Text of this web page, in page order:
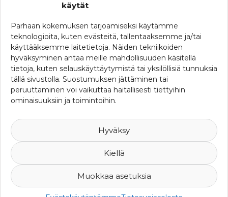
käytät
Parhaan kokemuksen tarjoamiseksi käytämme
teknologioita, kuten evästeitä, tallentaaksemme ja/tai
käyttääksemme laitetietoja. Näiden tekniikoiden
hyväksyminen antaa meille mahdollisuuden käsitellä
tietoja, kuten selauskäyttäytymistä tai yksilöllisiä tunnuksia
tällä sivustolla. Suostumuksen jättäminen tai
peruuttaminen voi vaikuttaa haitallisesti tiettyihin
ominaisuuksiin ja toimintoihin.
Hyväksy
Kiellä
Muokkaa asetuksia
» Katso tästä koko lehdistätiedote
KATEGORIAT
Ajankohtaista
Ferman uutisia
Uutisia maailmalta
© 2007-2026 Suomen Riskienhallintayhdistys ry -Yksityisyys ja